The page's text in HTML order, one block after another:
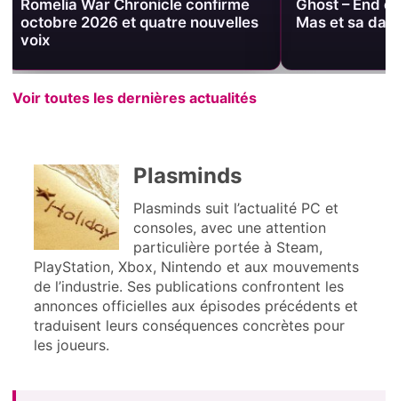
Ghost – End of Night dévoile Nike,
Mas et sa date de sortie au Japon
Multi-Mind
dans un
Voir toutes les dernières actualités
Plasminds
Plasminds suit l’actualité PC et
consoles, avec une attention
particulière portée à Steam,
PlayStation, Xbox, Nintendo et aux mouvements
de l’industrie. Ses publications confrontent les
annonces officielles aux épisodes précédents et
traduisent leurs conséquences concrètes pour
les joueurs.